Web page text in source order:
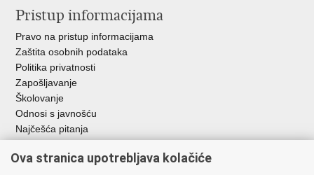
Pristup informacijama
Pravo na pristup informacijama
Zaštita osobnih podataka
Politika privatnosti
Zapošljavanje
Školovanje
Odnosi s javnošću
Najčešća pitanja
Važne poveznice
Ova stranica upotrebljava kolačiće